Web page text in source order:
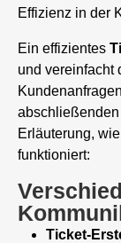
Effizienz in der
Ein effizientes
und vereinfacht
Erläuterung,
funktioniert:
Ticket-